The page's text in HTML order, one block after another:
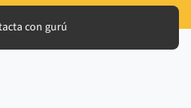
con gurú